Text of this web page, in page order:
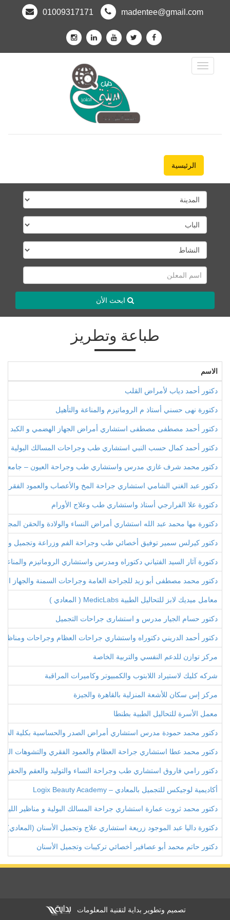
madentee@gmail.com
01009317171
Toggle
Navigation
الرئيسية
ابحث الأن
طباعة وتطريز
الاسم
دكتور أحمد دياب لأمراض القلب
دكتورة نهى حسني أستاذ م الروماتيزم والمناعة والتأهيل
دكتور أحمد مصطفى مصطفى استشاري أمراض الجهاز الهضمي و الكبد و
دكتور أحمد كمال حسب النبي استشاري طب وجراحات المسالك البولية
دكتور محمد شرف غازي مدرس واستشاري طب وجراحة العيون – جامعة
دكتور عبد الغني الشامي استشاري جراحة المخ والأعصاب والعمود الفقري
دكتورة علا الفرارجي أستاذ واستشاري طب وعلاج الأورام
دكتورة مها محمد عبد الله استشاري أمراض النساء والولادة والحقن
دكتور كيرلس سمير توفيق أخصائي طب وجراحة الفم وزراعة وتجميل
دكتورة آثار السيد الفتياني دكتوراه ومدرس واستشاري الروماتيزم والمناعة
دكتور محمد مصطفى أبو زيد للجراحة العامة وجراحات السمنة والجهاز
معامل ميديك لابز للتحاليل الطبية MedicLabs ( المعادي )
دكتور حسام الجيار مدرس و استشارى جراحات التجميل
دكتور أحمد الدريني دكتوراه واستشاري جراحات العظام وجراحات ومناظير
مركز توازن للدعم النفسي والتربية الخاصة
شركه كليك لاستيراد اللابتوب والكمبيوتر وكاميرات المراقبة
مركز إس سكان للأشعة المنزلية بالقاهرة والجيزة
معمل الأسرة للتحاليل الطبية بطنطا
دكتور محمد حمودة مدرس استشاري أمراض الصدر والحساسية بكلية
دكتور محمد عطا استشاري جراحة العظام والعمود الفقري والتشوهات
دكتور رامي فاروق استشاري طب وجراحة النساء والتوليد والعقم والحقن
أكاديمية لوجيكس للتجميل بالمعادي – Logix Beauty Academy
دكتور محمد ثروت عمارة استشاري جراحة المسالك البولية و مناظير
دكتورة داليا عبد الموجود زريعة استشاري علاج وتجميل الأسنان (المعادي)
دكتور حاتم محمد أبو عصافير أخصائي تركيبات وتجميل الأسنان
تصميم وتطوير بداية لتقنية المعلومات